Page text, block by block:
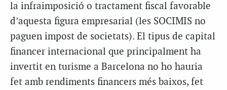
la infraimposició o tractament fiscal favorable
d’aquesta figura empresarial (les SOCIMIS no
paguen impost de societats). El tipus de capital
financer internacional que principalment ha
invertit en turisme a Barcelona no ho hauria
fet amb rendiments financers més baixos, fet